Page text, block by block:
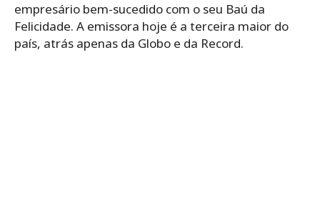
empresário bem-sucedido com o seu Baú da
Felicidade. A emissora hoje é a terceira maior do
país, atrás apenas da Globo e da Record.